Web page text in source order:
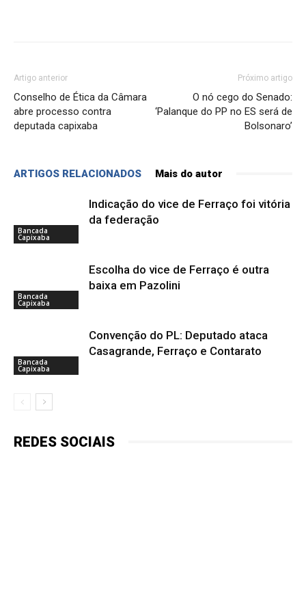
Artigo anterior
Conselho de Ética da Câmara
abre processo contra
deputada capixaba
Próximo artigo
O nó cego do Senado:
‘Palanque do PP no ES será de
Bolsonaro’
ARTIGOS RELACIONADOS Mais do autor
Bancada
Capixaba
Indicação do vice de Ferraço foi vitória
da federação
Bancada
Capixaba
Escolha do vice de Ferraço é outra
baixa em Pazolini
Bancada
Capixaba
Convenção do PL: Deputado ataca
Casagrande, Ferraço e Contarato
REDES SOCIAIS